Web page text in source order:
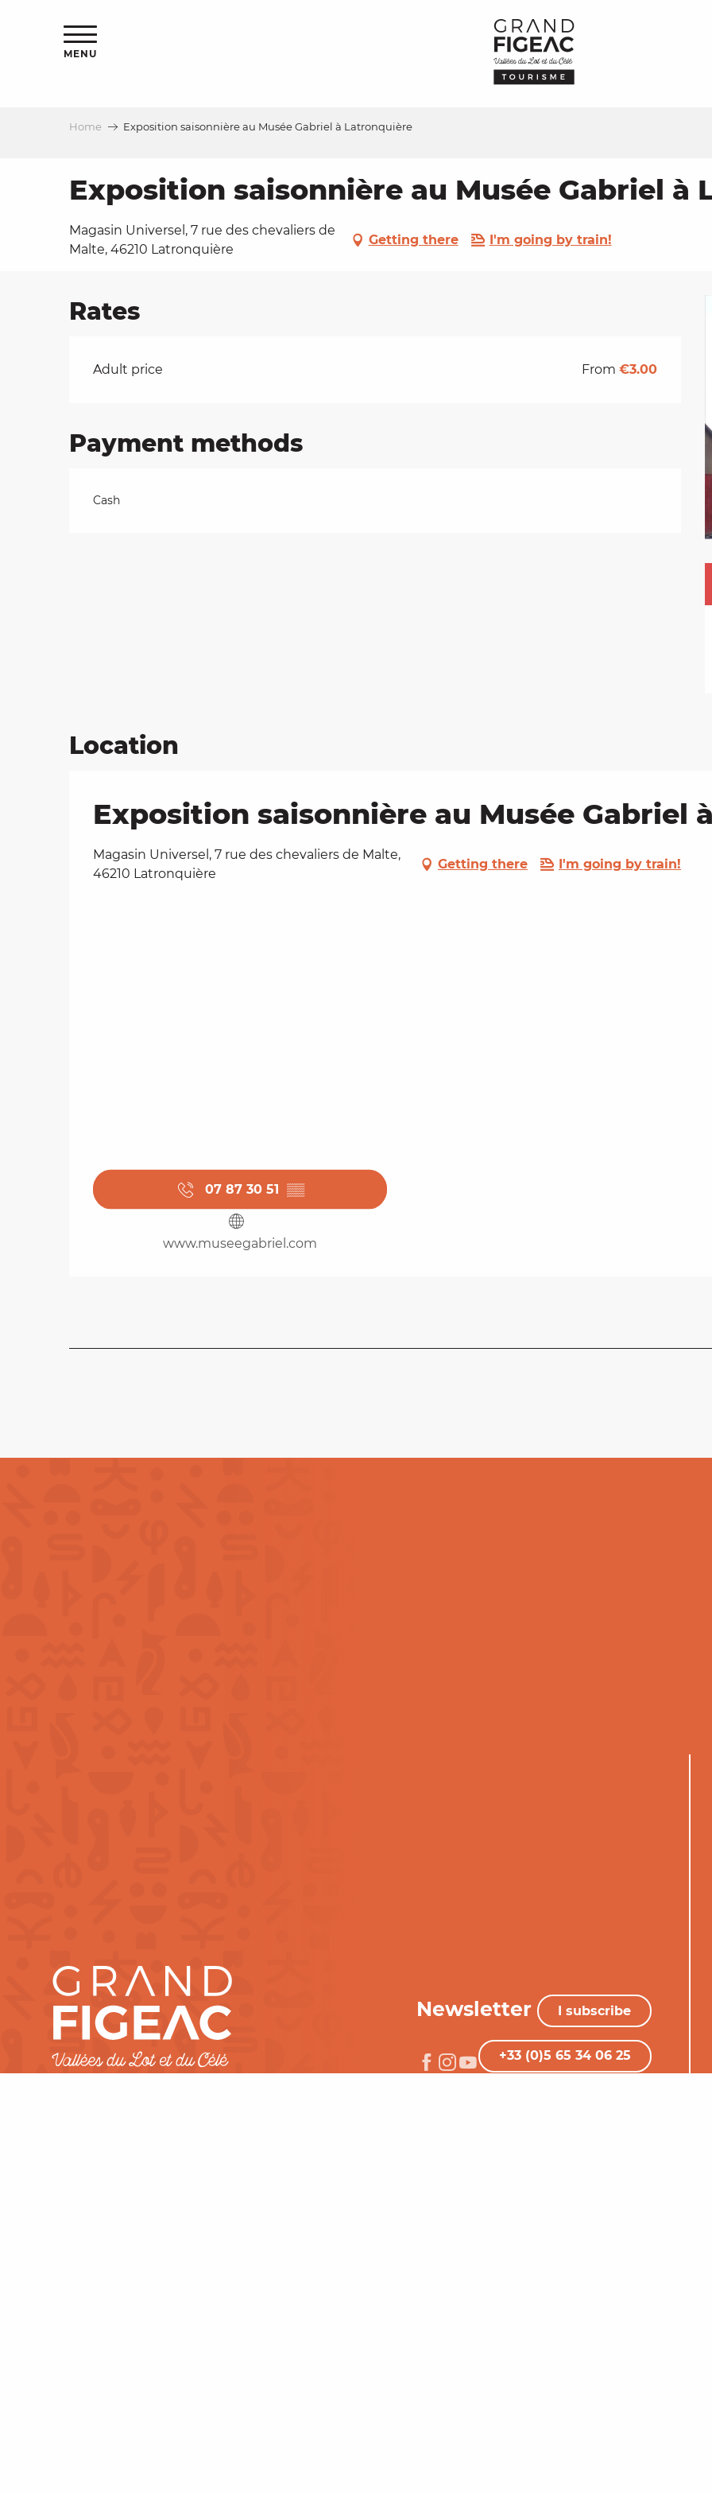
MENU
Home Exposition saisonnière au Musée Gabriel à Latronquière
Exposition saisonnière au Musée Gabriel à
Magasin Universel, 7 rue des chevaliers de
Malte, 46210 Latronquière
Getting there I'm going by train!
Rates
Rates 2026
Adult price From€3.00
Payment methods
Cash
Location
Exposition saisonnière au Musée Gabriel
Magasin Universel, 7 rue des chevaliers de Malte,
46210 Latronquière
Getting there I'm going by train!
07 87 30 51 ▒▒
www.museegabriel.com
Newsletter I subscribe
+33 (0)5 65 34 06 25